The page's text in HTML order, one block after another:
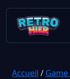
Accueil /